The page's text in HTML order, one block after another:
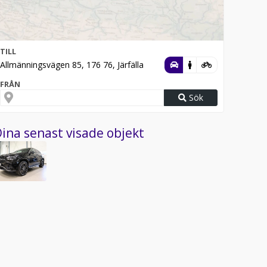
TILL
Allmänningsvägen 85, 176 76, Järfälla
FRÅN
Sök
senast visade objekt